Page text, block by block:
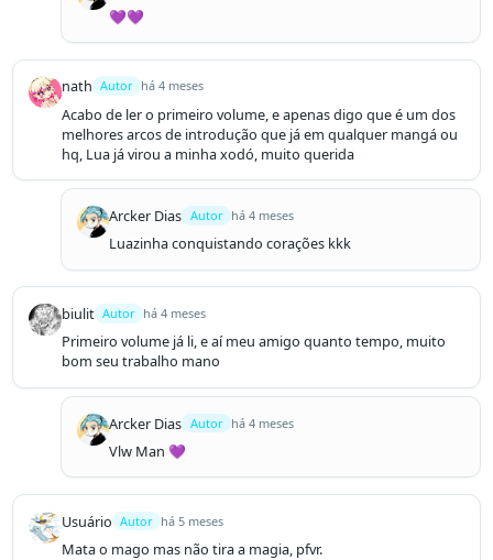
💜💜
nath Autor há 4 meses
Acabo de ler o primeiro volume, e apenas digo que é um dos
melhores arcos de introdução que já em qualquer mangá ou
hq, Lua já virou a minha xodó, muito querida
Arcker Dias Autor há 4 meses
Luazinha conquistando corações kkk
biulit Autor há 4 meses
Primeiro volume já li, e aí meu amigo quanto tempo, muito
bom seu trabalho mano
Arcker Dias Autor há 4 meses
Vlw Man 💜
Usuário Autor há 5 meses
Mata o mago mas não tira a magia, pfvr.